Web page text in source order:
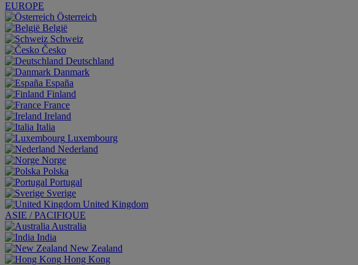
EUROPE
Österreich
België
Schweiz
Česko
Deutschland
Danmark
España
Finland
France
Ireland
Italia
Luxembourg
Nederland
Norge
Polska
Portugal
Sverige
United Kingdom
ASIE / PACIFIQUE
Australia
India
New Zealand
Hong Kong